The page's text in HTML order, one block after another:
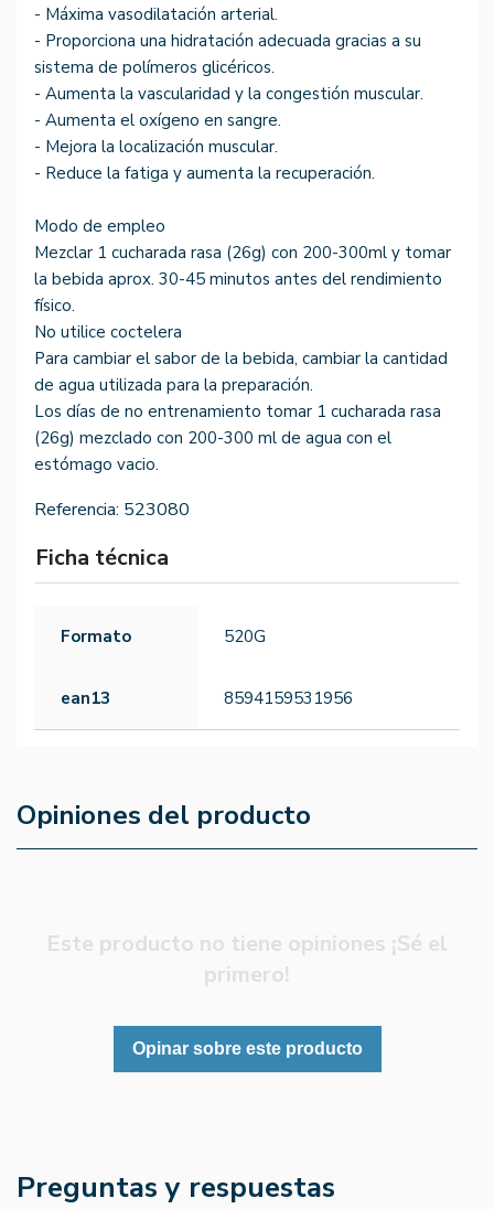
- Máxima vasodilatación arterial.
- Proporciona una hidratación adecuada gracias a su
sistema de polímeros glicéricos.
- Aumenta la vascularidad y la congestión muscular.
- Aumenta el oxígeno en sangre.
- Mejora la localización muscular.
- Reduce la fatiga y aumenta la recuperación.
Modo de empleo
Mezclar 1 cucharada rasa (26g) con 200-300ml y tomar
la bebida aprox. 30-45 minutos antes del rendimiento
físico.
No utilice coctelera
Para cambiar el sabor de la bebida, cambiar la cantidad
de agua utilizada para la preparación.
Los días de no entrenamiento tomar 1 cucharada rasa
(26g) mezclado con 200-300 ml de agua con el
estómago vacio.
Referencia: 523080
Ficha técnica
Formato 520G
ean13 8594159531956
Opiniones del producto
Este producto no tiene opiniones ¡Sé el
primero!
Opinar sobre este producto
Preguntas y respuestas